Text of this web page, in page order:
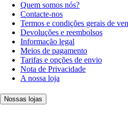
Quem somos nós?
Contacte-nos
Termos e condições gerais de
Devoluções e reembolsos
Informação legal
Meios de pagamento
Tarifas e opções de envio
Nota de Privacidade
A nossa loja
Nossas lojas